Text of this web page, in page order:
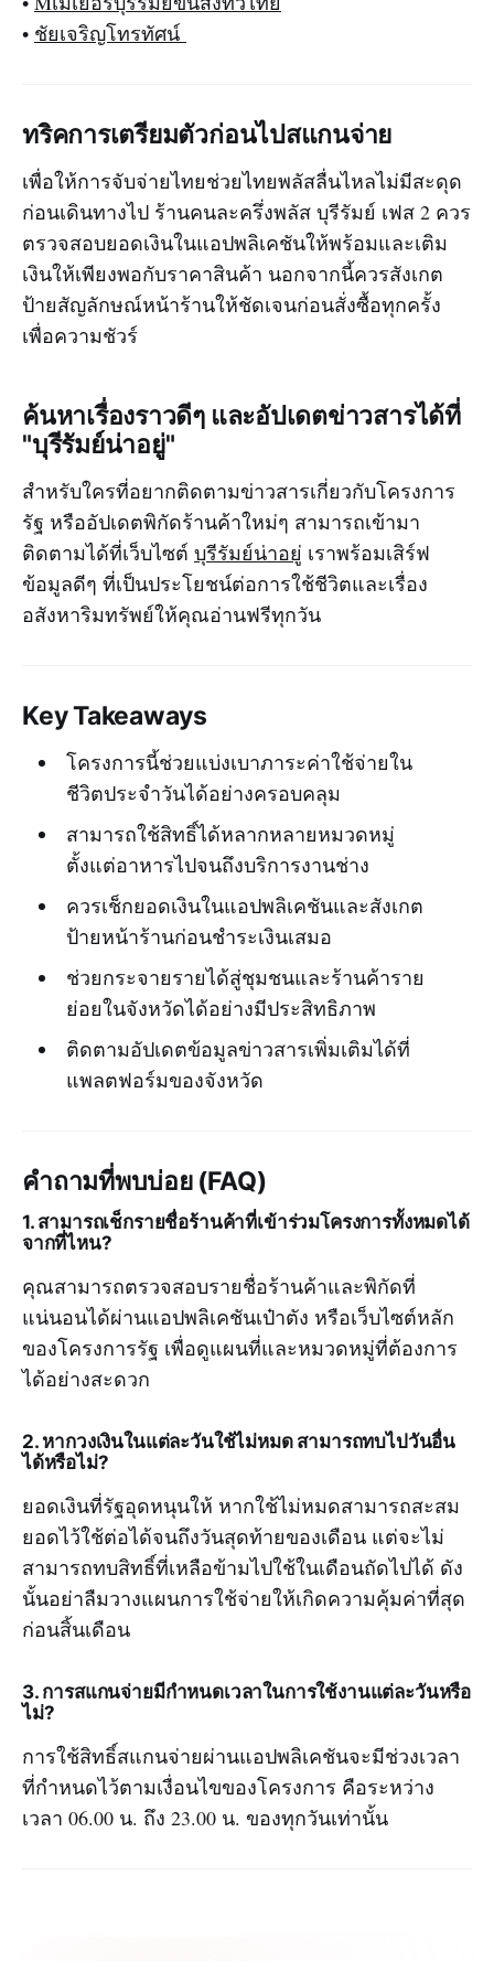
• ชัยเจริญโทรทัศน์
ทริคการเตรียมตัวก่อนไปสแกนจ่าย
เพื่อให้การจับจ่ายไทยช่วยไทยพลัสลื่นไหลไม่มีสะดุด
ก่อนเดินทางไป ร้านคนละครึ่งพลัส บุรีรัมย์ เฟส 2 ควร
ตรวจสอบยอดเงินในแอปพลิเคชันให้พร้อมและเติม
เงินให้เพียงพอกับราคาสินค้า นอกจากนี้ควรสังเกต
ป้ายสัญลักษณ์หน้าร้านให้ชัดเจนก่อนสั่งซื้อทุกครั้ง
เพื่อความชัวร์
ค้นหาเรื่องราวดีๆ และอัปเดตข่าวสารได้ที่
"บุรีรัมย์น่าอยู่"
สำหรับใครที่อยากติดตามข่าวสารเกี่ยวกับโครงการ
รัฐ หรืออัปเดตพิกัดร้านค้าใหม่ๆ สามารถเข้ามา
ติดตามได้ที่เว็บไซต์ บุรีรัมย์น่าอยู่ เราพร้อมเสิร์ฟ
ข้อมูลดีๆ ที่เป็นประโยชน์ต่อการใช้ชีวิตและเรื่อง
อสังหาริมทรัพย์ให้คุณอ่านฟรีทุกวัน
Key Takeaways
โครงการนี้ช่วยแบ่งเบาภาระค่าใช้จ่ายใน
ชีวิตประจำวันได้อย่างครอบคลุม
สามารถใช้สิทธิ์ได้หลากหลายหมวดหมู่
ตั้งแต่อาหารไปจนถึงบริการงานช่าง
ควรเช็กยอดเงินในแอปพลิเคชันและสังเกต
ป้ายหน้าร้านก่อนชำระเงินเสมอ
ช่วยกระจายรายได้สู่ชุมชนและร้านค้าราย
ย่อยในจังหวัดได้อย่างมีประสิทธิภาพ
ติดตามอัปเดตข้อมูลข่าวสารเพิ่มเติมได้ที่
แพลตฟอร์มของจังหวัด
คำถามที่พบบ่อย (FAQ)
1. สามารถเช็กรายชื่อร้านค้าที่เข้าร่วมโครงการทั้งหมดได้
จากที่ไหน?
คุณสามารถตรวจสอบรายชื่อร้านค้าและพิกัดที่
แน่นอนได้ผ่านแอปพลิเคชันเป๋าตัง หรือเว็บไซต์หลัก
ของโครงการรัฐ เพื่อดูแผนที่และหมวดหมู่ที่ต้องการ
ได้อย่างสะดวก
2. หากวงเงินในแต่ละวันใช้ไม่หมด สามารถทบไปวันอื่น
ได้หรือไม่?
ยอดเงินที่รัฐอุดหนุนให้ หากใช้ไม่หมดสามารถสะสม
ยอดไว้ใช้ต่อได้จนถึงวันสุดท้ายของเดือน แต่จะไม่
สามารถทบสิทธิ์ที่เหลือข้ามไปใช้ในเดือนถัดไปได้ ดัง
นั้นอย่าลืมวางแผนการใช้จ่ายให้เกิดความคุ้มค่าที่สุด
ก่อนสิ้นเดือน
3. การสแกนจ่ายมีกำหนดเวลาในการใช้งานแต่ละวันหรือ
ไม่?
การใช้สิทธิ์สแกนจ่ายผ่านแอปพลิเคชันจะมีช่วงเวลา
ที่กำหนดไว้ตามเงื่อนไขของโครงการ คือระหว่าง
เวลา 06.00 น. ถึง 23.00 น. ของทุกวันเท่านั้น